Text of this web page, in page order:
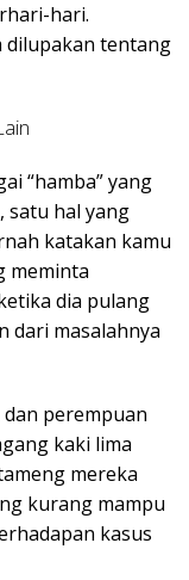
hari.
dilupakan tentang
“hamba” yang
satu hal yang
katakan kamu
meminta
dia pulang
dari masalahnya
perempuan
kaki lima
mereka
kurang mampu
kasus